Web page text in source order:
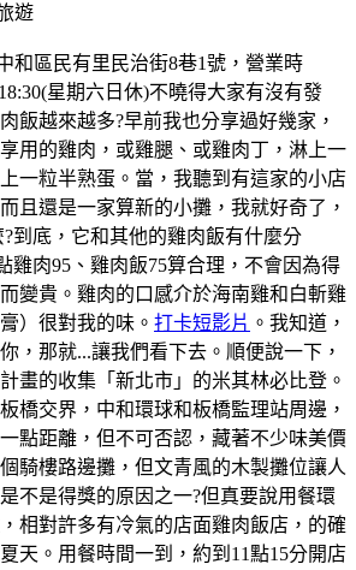
遊
和區民有里民治街8巷1號，營業時
18:30(星期六日休)不曉得大家有沒有發
飯越來越多?早前我也分享過好幾家，
用的雞肉，或雞腿、或雞肉丁，淋上一
一粒半熟蛋。當，我聽到有這家的小店
且還是一家算新的小攤，我就好奇了，
到底，它和其他的雞肉飯有什麼分
雞肉95、雞肉飯75算合理，不會因為得
變貴。雞肉的口感介於海南雞和白斬雞
）很對我的味。 打卡短影片 。我知道，
，那就...讓我們看下去。順便說一下，
畫的收集「新北市」的米其林必比登。
橋交界，中和環球和板橋監理站周邊，
點距離，但不可否認，藏著不少味美價
騎樓路邊攤，但文青風的木製攤位讓人
不是得獎的原因之一?但真要說用餐環
相對許多有冷氣的店面雞肉飯店，的確
天。用餐時間一到，約到11點15分開店